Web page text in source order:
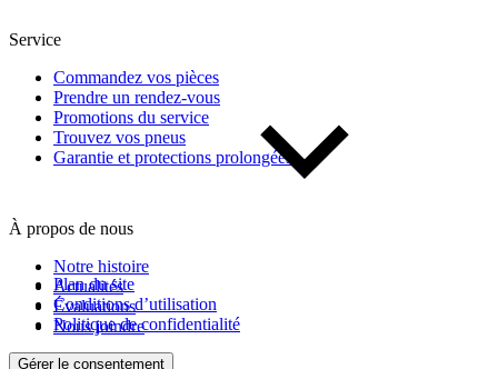
Prix
De 5 000 $ à 100 000 $
Paiement hebdo
Kilométrage
Service
Commandez vos pièces
Prendre un rendez-vous
Promotions du service
Trouvez vos pneus
Garantie et protections prolongées
À propos de nous
Notre histoire
Actualités
Évaluations
Nous joindre
Plan du site
Conditions d’utilisation
Politique de confidentialité
Gérer le consentement